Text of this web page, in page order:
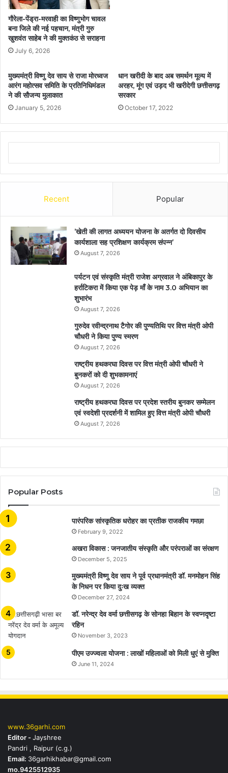
गौरेला-पेंड्रा-मरवाही का विष्णुभोग चावल
बना जिले की नई पहचान, मंत्री गुरु
खुशवंत साहेब ने की मुक्तकंठ से सराहना
July 6, 2026
मुख्यमंत्री विष्णु देव साय से राजा मोरध्वज
आरंग महोत्सव समिति के प्रतिनिधिमंडल
ने की सौजन्य मुलाकात
January 5, 2026
धान खरीदी के बाद अब समर्थन मूल्य में
अरहर, मूंग एवं उड़द भी खरीदेगी छत्तीसगढ़
सरकार
October 17, 2022
Recent Popular
’खेती की लागत अध्ययन योजना के अतर्गत दो दिवसीय
कार्यशाला सह प्रशिक्षण कार्यक्रम संपन्न’
August 7, 2026
पर्यटन एवं संस्कृति मंत्री राजेश अग्रवाल ने अंबिकापुर के
हर्राटिकरा में किया एक पेड़ माँ के नाम 3.0 अभियान का
शुभारंभ
August 7, 2026
गुरुदेव रवीन्द्रनाथ टैगोर की पुण्यतिथि पर वित्त मंत्री ओपी
चौधरी ने किया पुण्य स्मरण
August 7, 2026
राष्ट्रीय हथकरघा दिवस पर वित्त मंत्री ओपी चौधरी ने
बुनकरों को दी शुभकामनाएं
August 7, 2026
राष्ट्रीय हथकरघा दिवस पर प्रदेश स्तरीय बुनकर सम्मेलन
एवं स्वदेशी प्रदर्शनी में शामिल हुए वित्त मंत्री ओपी चौधरी
August 7, 2026
Popular Posts
​​​​​​​पारंपरिक सांस्कृतिक धरोहर का प्रतीक राजकीय गमछा
February 9, 2022
अखरा विकास : जनजातीय संस्कृति और परंपराओं का संरक्षण
December 5, 2025
मुख्यमंत्री विष्णु देव साय ने पूर्व प्रधानमंत्री डॉ. मनमोहन सिंह
के निधन पर किया दुःख व्यक्त
December 27, 2024
डॉ. नरेन्द्र देव वर्मा छत्तीसगढ़ के सोनहा बिहान के स्वप्नदृष्टा
रहिन
November 3, 2023
पीएम उज्ज्वला योजना : लाखों महिलाओं को मिली धुएं से मुक्ति
June 11, 2024
www.36garhi.com
Editor -Jayshree
Pandri , Raipur (c.g.)
Email: 36garhikhabar@gmail.com
mo.9425512935